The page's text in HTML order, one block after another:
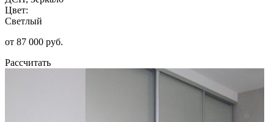
Цвет:
Светлый
от 87 000 руб.
Рассчитать